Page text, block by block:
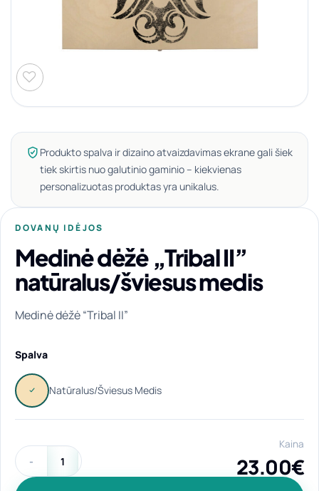
Produkto spalva ir dizaino atvaizdavimas ekrane gali šiek
tiek skirtis nuo galutinio gaminio – kiekvienas
personalizuotas produktas yra unikalus.
DOVANŲ IDĖJOS
Medinė dėžė „Tribal II”
natūralus/šviesus medis
Medinė dėžė “Tribal II”
Spalva
produkto kiekis: Medinė dėžė "Tribal II" natūralus/šviesus
Kaina
23.00€